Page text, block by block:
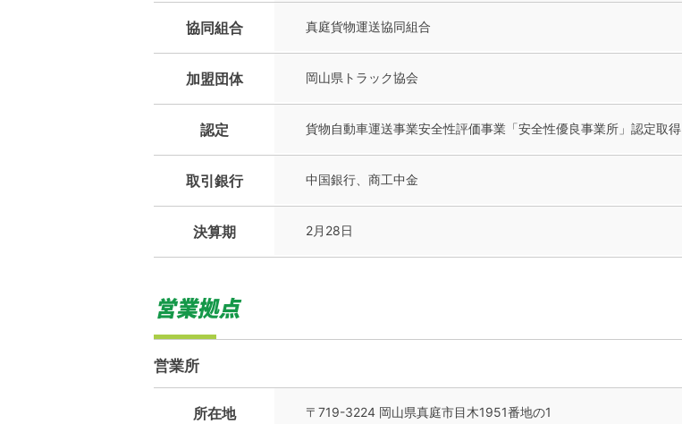
協同組合 真庭貨物運送協同組合
加盟団体 岡山県トラック協会
認定 貨物自動車運送事業安全性評価事業「安全性優良事業所」認定取得
取引銀行 中国銀行、商工中金
決算期 2月28日
営業所
所在地
〒719-3224 岡山県真庭市目木1951番地の1